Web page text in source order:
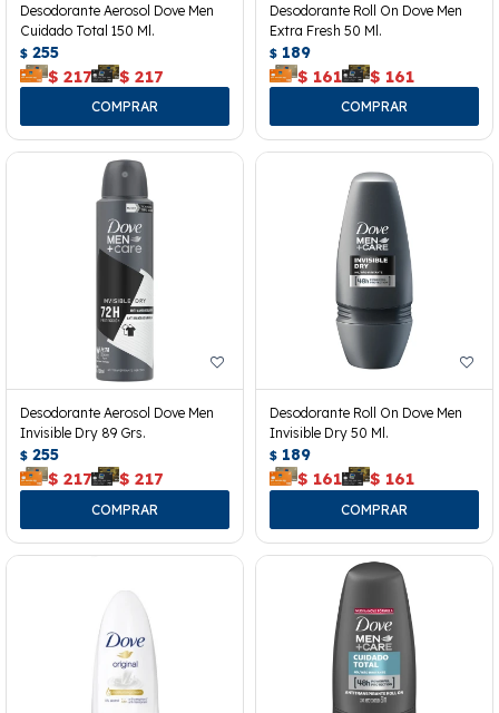
Desodorante Aerosol Dove Men
Cuidado Total 150 Ml.
$ 255
$ 217 $ 217
Desodorante Roll On Dove Men
Extra Fresh 50 Ml.
$ 189
$ 161 $ 161
Desodorante Aerosol Dove Men
Invisible Dry 89 Grs.
$ 255
$ 217 $ 217
Desodorante Roll On Dove Men
Invisible Dry 50 Ml.
$ 189
$ 161 $ 161